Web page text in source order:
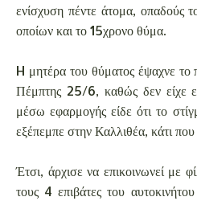
ενίσχυση πέντε άτομα, οπαδούς
οποίων και το 15χρονο θύμα.
H μητέρα του θύματος έψαχνε το
Πέμπτης 25/6, καθώς δεν είχε
μέσω εφαρμογής είδε ότι το
εξέπεμπε στην Καλλιθέα, κάτι
Έτσι, άρχισε να επικοινωνεί με
τους 4 επιβάτες του